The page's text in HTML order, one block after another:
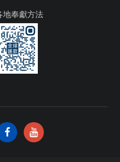
地奉獻方法